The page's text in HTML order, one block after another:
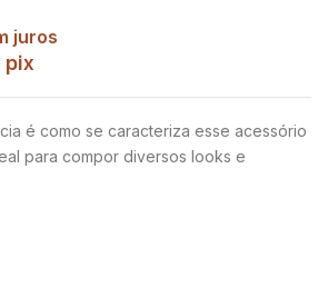
juros
pix
é como se caracteriza esse acessório
para compor diversos looks e